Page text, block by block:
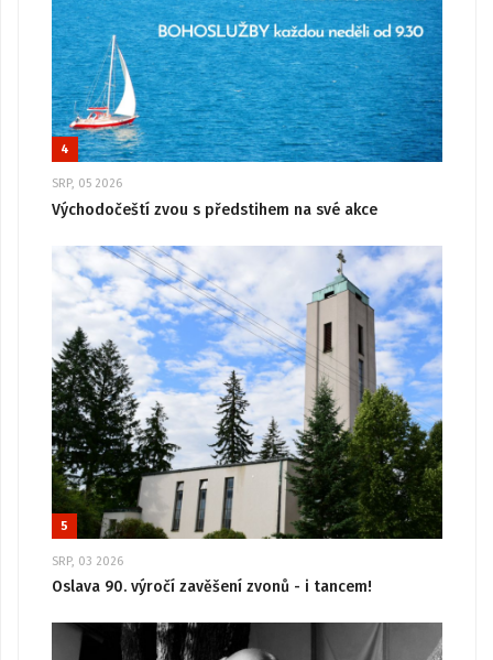
4
SRP, 05 2026
Východočeští zvou s předstihem na své akce
5
SRP, 03 2026
Oslava 90. výročí zavěšení zvonů - i tancem!